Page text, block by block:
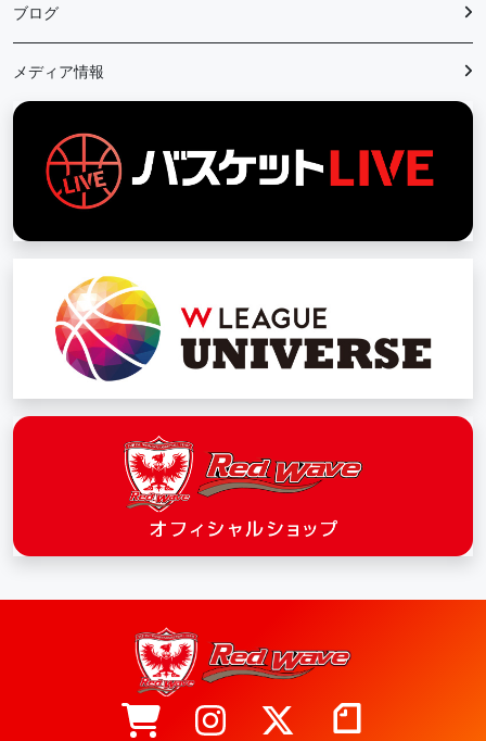
ブログ
メディア情報